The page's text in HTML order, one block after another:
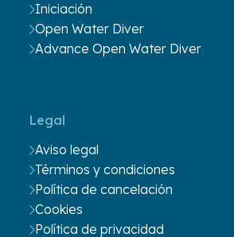
Iniciación
Open Water Diver
Advance Open Water Diver
Legal
Aviso legal
Términos y condiciones
Política de cancelación
Cookies
Política de privacidad